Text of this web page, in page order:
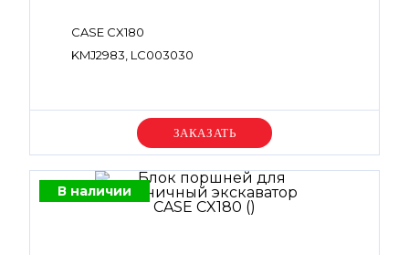
CASE CX180
KMJ2983, LC003030
Уточняйте цену
В наличии